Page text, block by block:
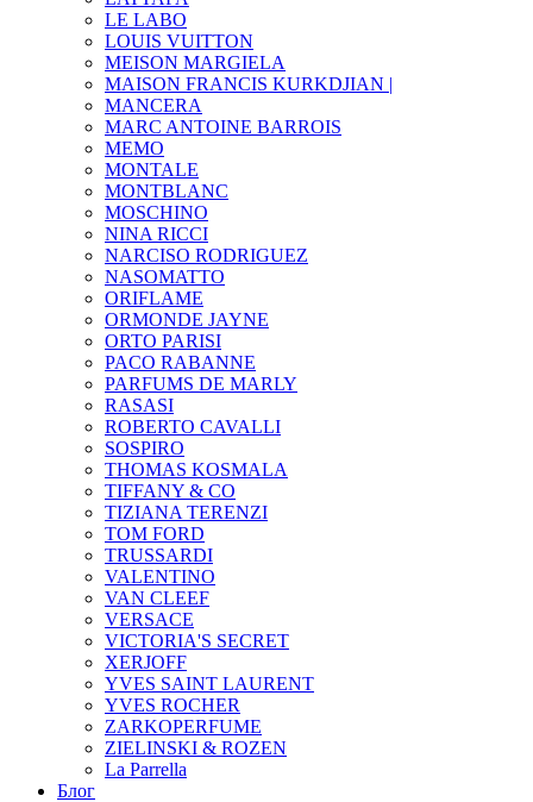
LE LABO
LOUIS VUITTON
MEISON MARGIELA
MAISON FRANCIS KURKDJIAN |
MANCERA
MARC ANTOINE BARROIS
MEMO
MONTALE
MONTBLANC
MOSCHINO
NINA RICCI
NARCISO RODRIGUEZ
NASOMATTO
ORIFLAME
ORMONDE JAYNE
ORTO PARISI
PACO RABANNE
PARFUMS DE MARLY
RASASI
ROBERTO CAVALLI
SOSPIRO
THOMAS KOSMALA
TIFFANY & CO
TIZIANA TERENZI
TOM FORD
TRUSSARDI
VALENTINO
VAN CLEEF
VERSACE
VICTORIA'S SECRET
XERJOFF
YVES SAINT LAURENT
YVES ROCHER
ZARKOPERFUME
ZIELINSKI & ROZEN
La Parrella
Блог